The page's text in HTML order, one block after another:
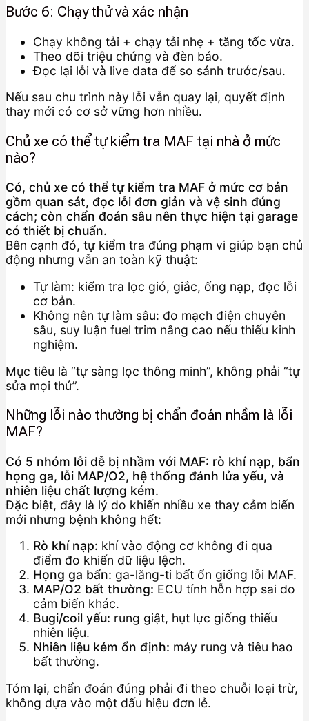
Bước 6: Chạy thử và xác nhận
Chạy không tải + chạy tải nhẹ + tăng tốc vừa.
Theo dõi triệu chứng và đèn báo.
Đọc lại lỗi và live data để so sánh trước/sau.
Nếu sau chu trình này lỗi vẫn quay lại, quyết định
thay mới có cơ sở vững hơn nhiều.
Chủ xe có thể tự kiểm tra MAF tại nhà ở mức
nào?
Có, chủ xe có thể tự kiểm tra MAF ở mức cơ bản
gồm quan sát, đọc lỗi đơn giản và vệ sinh đúng
cách; còn chẩn đoán sâu nên thực hiện tại garage
có thiết bị chuẩn.
Bên cạnh đó, tự kiểm tra đúng phạm vi giúp bạn chủ
động nhưng vẫn an toàn kỹ thuật:
Tự làm: kiểm tra lọc gió, giắc, ống nạp, đọc lỗi
cơ bản.
Không nên tự làm sâu: đo mạch điện chuyên
sâu, suy luận fuel trim nâng cao nếu thiếu kinh
nghiệm.
Mục tiêu là “tự sàng lọc thông minh”, không phải “tự
sửa mọi thứ”.
Những lỗi nào thường bị chẩn đoán nhầm là lỗi
MAF?
Có 5 nhóm lỗi dễ bị nhầm với MAF: rò khí nạp, bẩn
họng ga, lỗi MAP/O2, hệ thống đánh lửa yếu, và
nhiên liệu chất lượng kém.
Đặc biệt, đây là lý do khiến nhiều xe thay cảm biến
mới nhưng bệnh không hết:
Rò khí nạp: khí vào động cơ không đi qua
điểm đo khiến dữ liệu lệch.
Họng ga bẩn: ga-lăng-ti bất ổn giống lỗi MAF.
MAP/O2 bất thường: ECU tính hỗn hợp sai do
cảm biến khác.
Bugi/coil yếu: rung giật, hụt lực giống thiếu
nhiên liệu.
Nhiên liệu kém ổn định: máy rung và tiêu hao
bất thường.
Tóm lại, chẩn đoán đúng phải đi theo chuỗi loại trừ,
không dựa vào một dấu hiệu đơn lẻ.